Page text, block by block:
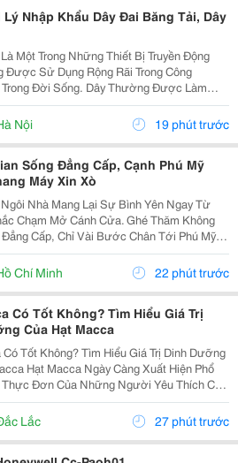
Nhập Khẩu Dây Đai Băng Tải, Dây
Một Trong Những Thiết Bị Truyền Động
Được Sử Dụng Rộng Rãi Trong Công
Sống. Dây Thường Được Làm
Tổng Hợp Có Nguồn Gốc Từ Dầu Mỏ, Bên
Có Lõi Thép. Dây Curoa Truyền
Nội 19 phút trước
Sống Đẳng Cấp, Cạnh Phú Mỹ
Máy Xin Xò
Nhà Mang Lại Sự Bình Yên Ngay Từ
Chạm Mở Cánh Cửa. Ghé Thăm Không
Cấp, Chỉ Vài Bước Chân Tới Phú Mỹ
Tích: 5 &Times; 18M &Bull; 1 Trệt 3 Lầu...
Chí Minh 22 phút trước
Có Tốt Không? Tìm Hiểu Giá Trị
Của Hạt Macca
Tốt Không? Tìm Hiểu Giá Trị Dinh Dưỡng
Xuất Hiện Phổ
Thực Đơn Của Những Người Yêu Thích Các
Dưỡng. Với Vị Béo Nhẹ, Thơm Bùi Và
Đơn Giản, Macca Có Thể Trở Thành
Lắc 27 phút trước